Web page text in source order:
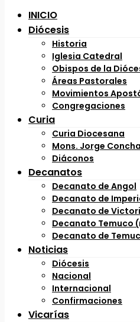
INICIO
Diócesis
Historia
Iglesia Catedral
Obispos de la
Áreas Pastorales
Movimientos
Congregaciones
Curia
Curia Diocesana
Mons. Jorge
Diáconos
Decanatos
Decanato de Angol
Decanato de
Decanato de
Decanato Temuco
Decanato de
Noticias
Diócesis
Nacional
Internacional
Confirmaciones
Vicarías